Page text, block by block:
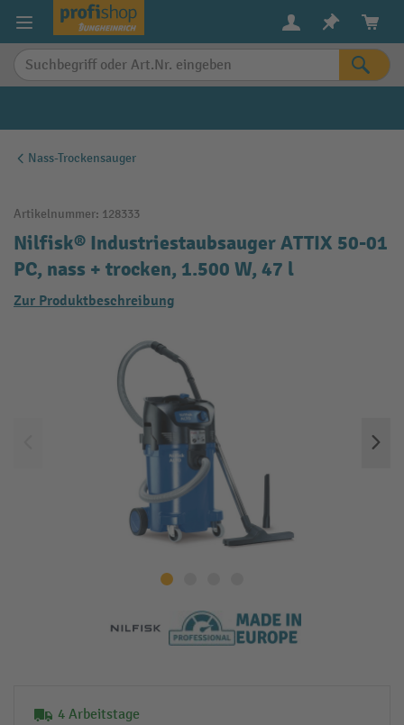
springen
Nass-Trockensauger
Artikelnummer: 128333
Nilfisk® Industriestaubsauger ATTIX 50-01
PC, nass + trocken, 1.500 W, 47 l
Zur Produktbeschreibung
4 Arbeitstage